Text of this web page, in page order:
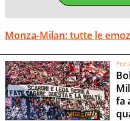
Monza-Milan: tutte le
fa